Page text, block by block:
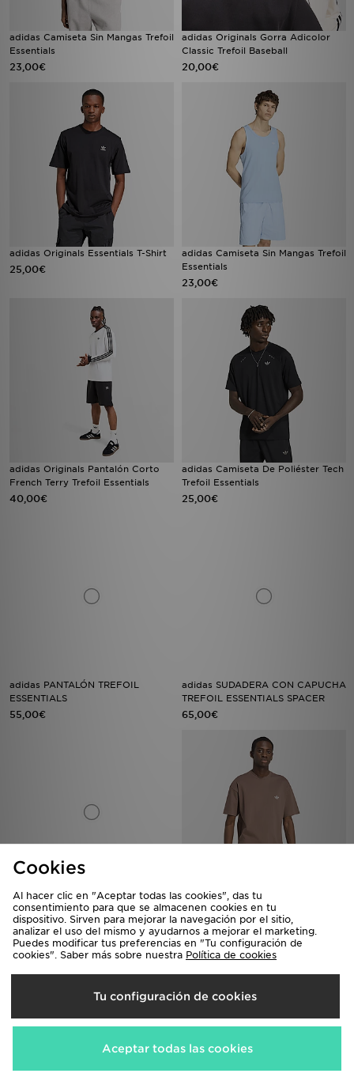
adidas Camiseta Sin Mangas Trefoil
Essentials
23,00€
adidas Originals Gorra Adicolor
Classic Trefoil Baseball
20,00€
adidas Originals Essentials T-Shirt
25,00€
adidas Camiseta Sin Mangas Trefoil
Essentials
23,00€
adidas Originals Pantalón Corto
French Terry Trefoil Essentials
40,00€
adidas Camiseta De Poliéster Tech
Trefoil Essentials
25,00€
adidas PANTALÓN TREFOIL
ESSENTIALS
55,00€
adidas SUDADERA CON CAPUCHA
TREFOIL ESSENTIALS SPACER
65,00€
adidas Sudadera Con Capucha
Trefoil Essentials
55,00€
adidas CAMISETA TREFOIL
ESSENTIALS SPACER LOOSE
35,00€
Cookies
Al hacer clic en "Aceptar todas las cookies", das tu
consentimiento para que se almacenen cookies en tu
dispositivo. Sirven para mejorar la navegación por el sitio,
analizar el uso del mismo y ayudarnos a mejorar el marketing.
Puedes modificar tus preferencias en "Tu configuración de
cookies". Saber más sobre nuestra Política de cookies
Tu configuración de cookies
Aceptar todas las cookies